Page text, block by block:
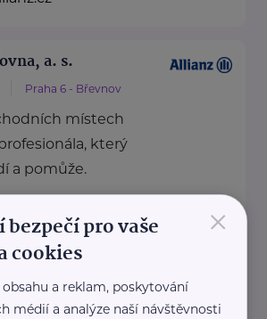
a. s.
Praha 6 - Břevnov
místech
který
a pomůže.
cs_CZ/pobocky-
Semecky.html
×
pro vaše
cookies
a reklam, poskytování
médií a analýze naší návštěvnosti